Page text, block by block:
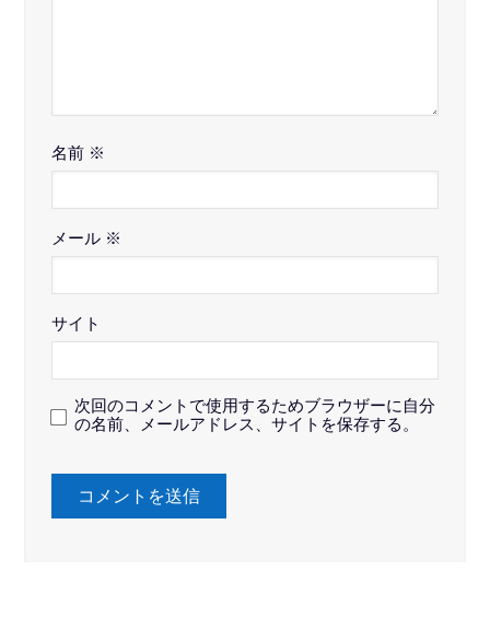
名前 ※
メール ※
サイト
次回のコメントで使用するためブラウザーに自分
の名前、メールアドレス、サイトを保存する。